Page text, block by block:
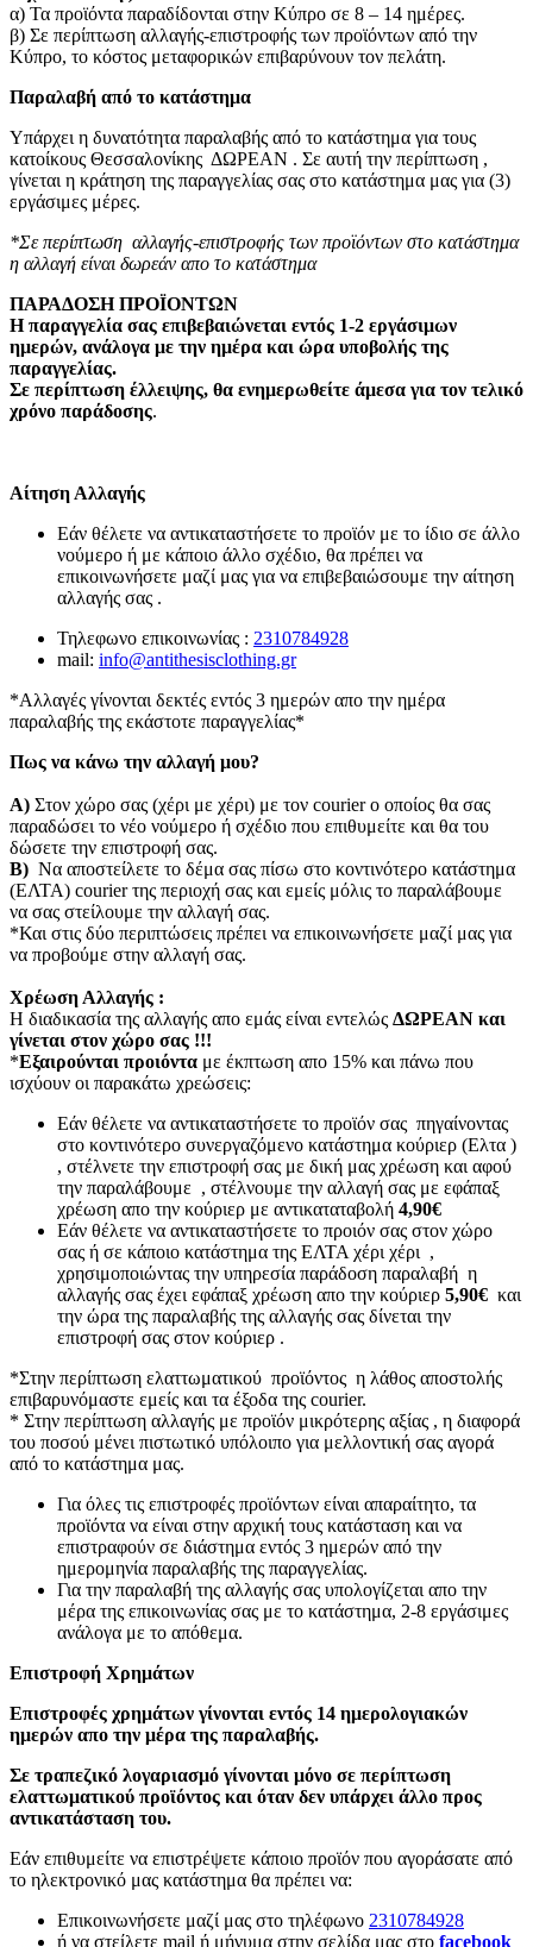
α) Τα προϊόντα παραδίδονται στην Κύπρο σε 8 – 14 ημέρες.
β) Σε περίπτωση αλλαγής-επιστροφής των προϊόντων από την
Κύπρο, το κόστος μεταφορικών επιβαρύνουν τον πελάτη.
Παραλαβή από το κατάστημα
Υπάρχει η δυνατότητα παραλαβής από το κατάστημα για τους
κατοίκους Θεσσαλονίκης ΔΩΡΕΑΝ . Σε αυτή την περίπτωση ,
γίνεται η κράτηση της παραγγελίας σας στο κατάστημα μας για (3)
εργάσιμες μέρες.
*Σε περίπτωση αλλαγής-επιστροφής των προϊόντων στο κατάστημα
η αλλαγή είναι δωρεάν απο το κατάστημα
ΠΑΡΑΔΟΣΗ ΠΡΟΪΟΝΤΩΝ
Η παραγγελία σας επιβεβαιώνεται εντός 1-2 εργάσιμων
ημερών, ανάλογα με την ημέρα και ώρα υποβολής της
παραγγελίας.
Σε περίπτωση έλλειψης, θα ενημερωθείτε άμεσα για τον τελικό
χρόνο παράδοσης.
Αίτηση Αλλαγής
Εάν θέλετε να αντικαταστήσετε το προϊόν με το ίδιο σε άλλο
νούμερο ή με κάποιο άλλο σχέδιο, θα πρέπει να
επικοινωνήσετε μαζί μας για να επιβεβαιώσουμε την αίτηση
αλλαγής σας .
Τηλεφωνο επικοινωνίας : 2310784928
mail: info@antithesisclothing.gr
*Αλλαγές γίνονται δεκτές εντός 3 ημερών απο την ημέρα
παραλαβής της εκάστοτε παραγγελίας*
Πως να κάνω την αλλαγή μου?
Α) Στον χώρο σας (χέρι με χέρι) με τον courier o οποίος θα σας
παραδώσει το νέο νούμερο ή σχέδιο που επιθυμείτε και θα του
δώσετε την επιστροφή σας.
Β) Να αποστείλετε το δέμα σας πίσω στο κοντινότερο κατάστημα
(ΕΛΤΑ) courier της περιοχή σας και εμείς μόλις το παραλάβουμε
να σας στείλουμε την αλλαγή σας.
*Και στις δύο περιπτώσεις πρέπει να επικοινωνήσετε μαζί μας για
να προβούμε στην αλλαγή σας.
Χρέωση Αλλαγής :
Η διαδικασία της αλλαγής απο εμάς είναι εντελώς ΔΩΡΕΑΝ και
γίνεται στον χώρο σας !!!
*Εξαιρούνται προιόντα με έκπτωση απο 15% και πάνω που
ισχύουν οι παρακάτω χρεώσεις:
Εάν θέλετε να αντικαταστήσετε το προϊόν σας πηγαίνοντας
στο κοντινότερο συνεργαζόμενο κατάστημα κούριερ (Ελτα )
, στέλνετε την επιστροφή σας με δική μας χρέωση και αφού
την παραλάβουμε , στέλνουμε την αλλαγή σας με εφάπαξ
χρέωση απο την κούριερ με αντικαταταβολή 4,90€
Εάν θέλετε να αντικαταστήσετε το προιόν σας στον χώρο
σας ή σε κάποιο κατάστημα της ΕΛΤΑ χέρι χέρι ,
χρησιμοποιώντας την υπηρεσία παράδοση παραλαβή η
αλλαγής σας έχει εφάπαξ χρέωση απο την κούριερ 5,90€ και
την ώρα της παραλαβής της αλλαγής σας δίνεται την
επιστροφή σας στον κούριερ .
*Στην περίπτωση ελαττωματικού προϊόντος η λάθος αποστολής
επιβαρυνόμαστε εμείς και τα έξοδα της courier.
* Στην περίπτωση αλλαγής με προϊόν μικρότερης αξίας , η διαφορά
του ποσού μένει πιστωτικό υπόλοιπο για μελλοντική σας αγορά
από το κατάστημα μας.
Για όλες τις επιστροφές προϊόντων είναι απαραίτητο, τα
προϊόντα να είναι στην αρχική τους κατάσταση και να
επιστραφούν σε διάστημα εντός 3 ημερών από την
ημερομηνία παραλαβής της παραγγελίας.
Για την παραλαβή της αλλαγής σας υπολογίζεται απο την
μέρα της επικοινωνίας σας με το κατάστημα, 2-8 εργάσιμες
ανάλογα με το απόθεμα.
Επιστροφή Χρημάτων
Επιστροφές χρημάτων γίνονται εντός 14 ημερολογιακών
ημερών απο την μέρα της παραλαβής.
Σε τραπεζικό λογαριασμό γίνονται μόνο σε περίπτωση
ελαττωματικού προϊόντος και όταν δεν υπάρχει άλλο προς
αντικατάσταση του.
Εάν επιθυμείτε να επιστρέψετε κάποιο προϊόν που αγοράσατε από
το ηλεκτρονικό μας κατάστημα θα πρέπει να:
Επικοινωνήσετε μαζί μας στο τηλέφωνο 2310784928
ή να στείλετε mail ή μήνυμα στην σελίδα μας στο facebook